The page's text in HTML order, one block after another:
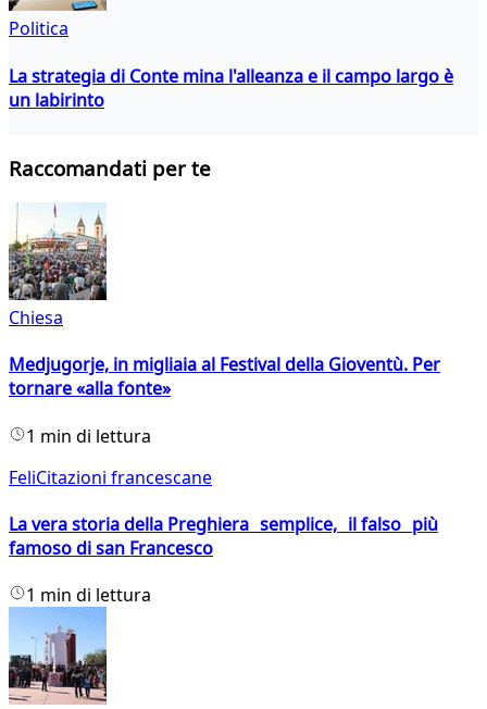
Politica
La strategia di Conte mina l'alleanza e il campo largo è
un labirinto
Raccomandati per te
Chiesa
Medjugorje, in migliaia al Festival della Gioventù. Per
tornare «alla fonte»
1 min di lettura
FeliCitazioni francescane
La vera storia della Preghiera semplice, il falso più
famoso di san Francesco
1 min di lettura